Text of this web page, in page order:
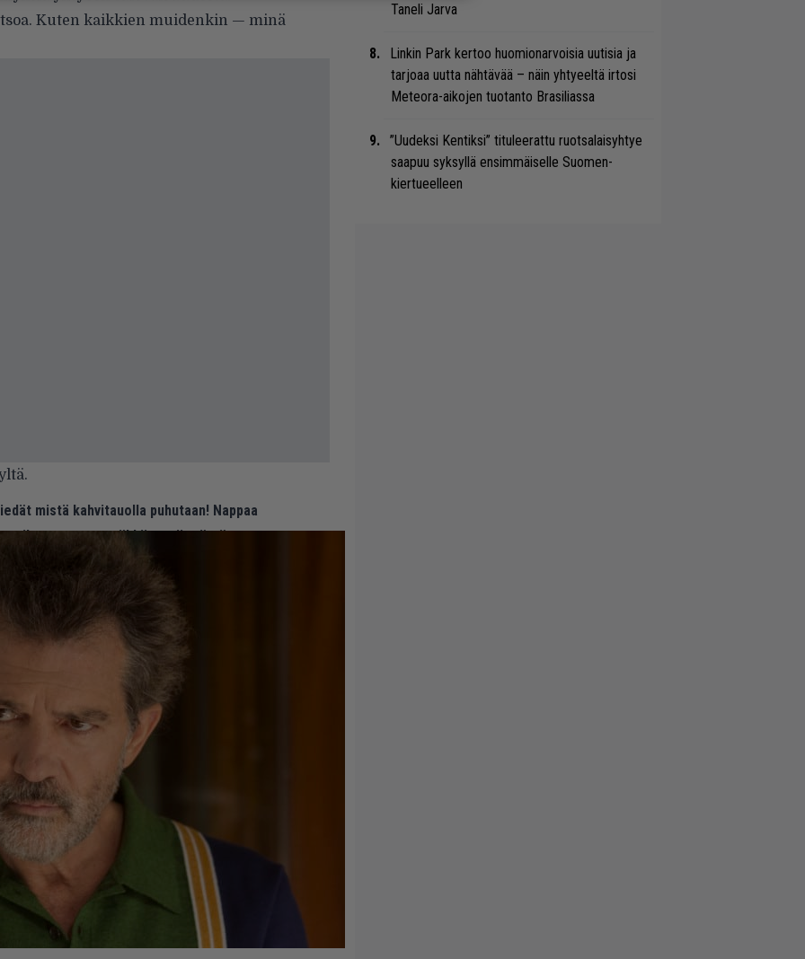
Kuten kaikkien muidenkin — minä
mistä kahvitauolla puhutaan! Nappaa
suoraan sähköpostiin tästä.
Taneli Jarva
Linkin Park kertoo huomionarvoisia uutisia ja
tarjoaa uutta nähtävää – näin yhtyeeltä irtosi
Meteora-aikojen tuotanto Brasiliassa
”Uudeksi Kentiksi” tituleerattu ruotsalaisyhtye
saapuu syksyllä ensimmäiselle Suomen-
kiertueelleen